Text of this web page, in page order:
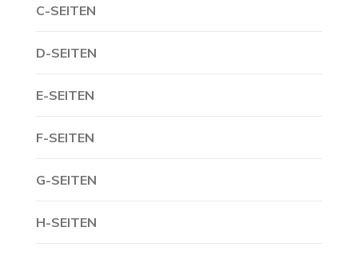
C-SEITEN
D-SEITEN
E-SEITEN
F-SEITEN
G-SEITEN
H-SEITEN